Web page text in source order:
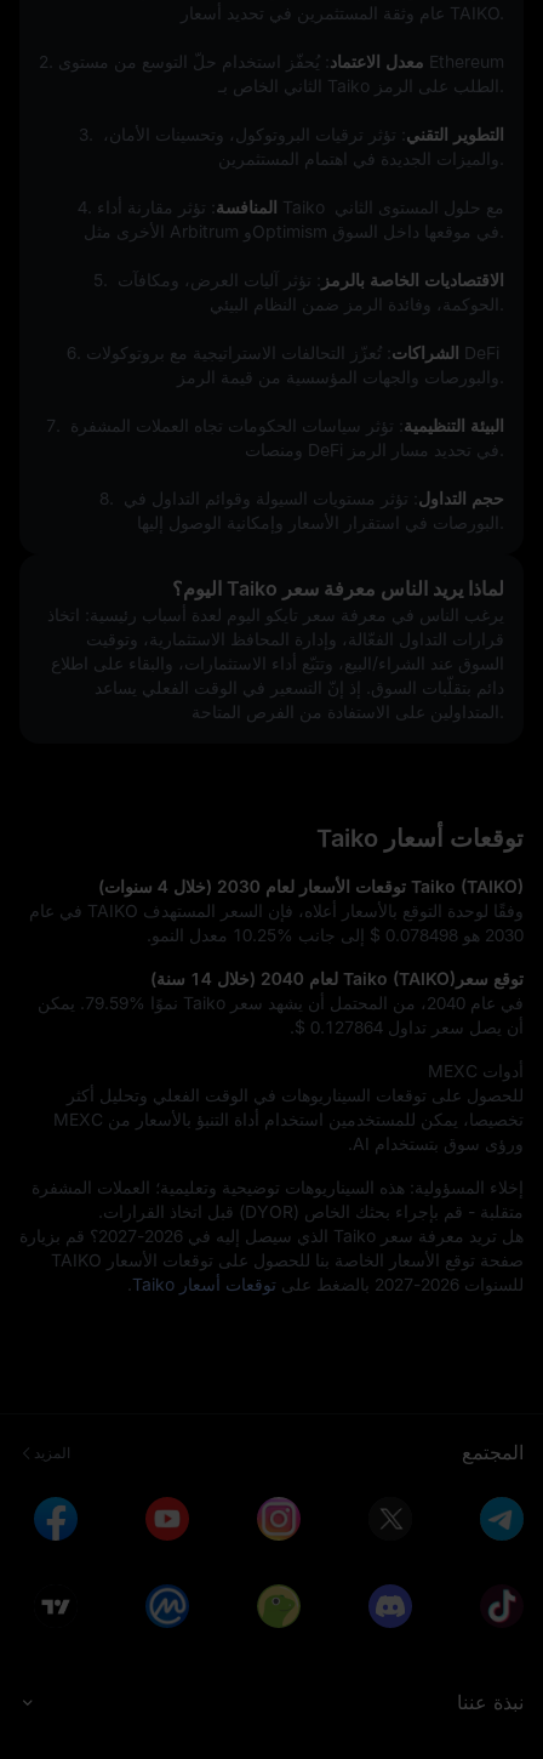
عام وثقة المستثمرين في تحديد أسعار TAIKO.
2. معدل الاعتماد: يُحفّز استخدام حلّ التوسع من مستوى Ethereum
3. التطوير التقني
4. المنافسة: تؤثر مقارنة أداء Taiko مع حلول المستوى الثاني
5. الاقتصاديات الخاصة بالرمز
6. الشراكات: تُعزّز التحالفات الاستراتيجية مع بروتوكولات DeFi
7. البيئة التنظيمية
8. حجم التداول
لماذا يريد الناس معرفة سعر Taiko اليوم؟
توقعات أسعار Taiko
Taiko (TAIKO) توقعات الأسعار لعام 2030 (خلال 4 سنوات)
وفقًا لوحدة التوقع بالأسعار أعلاه، فإن السعر المستهدف TAIKO في عام
2030 هو
$ 0.078498 إلى جانب 10.25% معدل النمو.
توقع سعرTaiko (TAIKO) لعام 2040 (خلال 14 سنة)
في عام 2040، من المحتمل أن يشهد سعر Taiko نموًا
79.59% . يمكن
أن يصل سعر تداول $ 0.127864
أدوات MEXC
للحصول على توقعات السيناريوهات في الوقت الفعلي وتحليل أكثر
تخصيصا، يمكن للمستخدمين استخدام أداة التنبؤ بالأسعار من MEXC
ورؤى سوق بتستخدام AI.
إخلاء المسؤولية: هذه السيناريوهات توضيحية وتعليمية؛ العملات المشفرة
متقلبة - قم بإجراء بحثك الخاص (DYOR) قبل اتخاذ القرارات.
هل تريد معرفة سعر Taiko الذي سيصل إليه في 2026-2027؟ قم بزيارة
صفحة توقع الأسعار الخاصة بنا للحصول على توقعات الأسعار TAIKO
للسنوات 2026-2027 بالضغط على
توقعات أسعار Taiko
المجتمع المزيد
نبذة عننا